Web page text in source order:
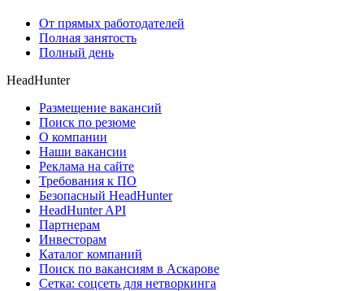
От прямых работодателей
Полная занятость
Полный день
HeadHunter
Размещение вакансий
Поиск по резюме
О компании
Наши вакансии
Реклама на сайте
Требования к ПО
Безопасный HeadHunter
HeadHunter API
Партнерам
Инвесторам
Каталог компаний
Поиск по вакансиям в Аскарове
Сетка: соцсеть для нетворкинга